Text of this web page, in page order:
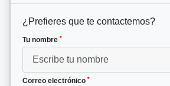
¿Prefieres que te contactemos?
Tu nombre *
Correo electrónico *